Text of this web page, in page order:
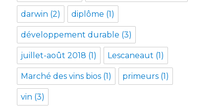
darwin (2) diplôme (1)
développement durable (3)
juillet-août 2018 (1) Lescaneaut (1)
Marché des vins bios (1) primeurs (1)
vin (3)